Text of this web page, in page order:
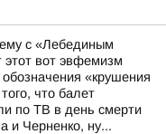
с «Лебединым
этот вот эвфемизм
«крушения
что балет
по ТВ в день смерти
и Черненко, ну...